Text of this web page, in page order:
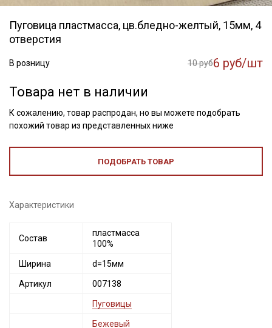
Пуговица пластмасса, цв.бледно-желтый, 15мм, 4
отверстия
В розницу 10 руб6 руб/шт
Товара нет в наличии
К сожалению, товар распродан, но вы можете подобрать
похожий товар из представленных ниже
ПОДОБРАТЬ ТОВАР
Характеристики
Состав
пластмасса
100%
Ширина d=15мм
Артикул 007138
Пуговицы
Бежевый
Мы публикуем здесь дополнительные
промокоды и скидки до 30% на узкие
Электронная почта